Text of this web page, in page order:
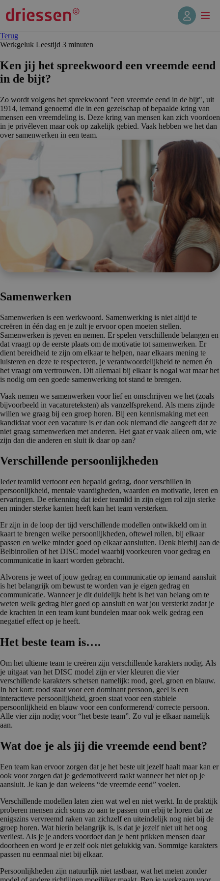
Terug
Werkgeluk Leestijd 3 minuten
Ken jij het spreekwoord een vreemde eend
in de bijt?
Zo wordt volgens het spreekwoord "een vreemde eend in de bijt", uit
1914, iemand genoemd die in een gezelschap of bepaalde kring van
mensen een vreemdeling is. Deze kring van mensen kan zich voordoen
in je privéleven maar ook op zakelijk gebied. Vaak hebben we het dan
over samenwerken in een team.
Samenwerken
Samenwerken is een werkwoord. Samenwerking is niet altijd te
creëren in één dag en je zult je ervoor open moeten stellen.
Samenwerken is geven en nemen. Er spelen verschillende belangen en
dat vraagt op de eerste plaats om de motivatie tot samenwerken. Er
dient bereidheid te zijn om elkaar te helpen, naar elkaars mening te
luisteren en deze te respecteren, je verantwoordelijkheid te nemen én
het vraagt om vertrouwen. Dit allemaal bij elkaar is nogal wat maar het
is nodig om een goede samenwerking tot stand te brengen.
Vaak nemen we samenwerken voor lief en omschrijven we het (zoals
bijvoorbeeld in vacatureteksten) als vanzelfsprekend. Als mens zijnde
willen we graag bij een groep horen. Bij een kennismaking met een
kandidaat voor een vacature is er dan ook niemand die aangeeft dat ze
niet graag samenwerken met anderen. Het gaat er vaak alleen om, wie
zijn dan die anderen en sluit ik daar op aan?
Verschil­lende persoonlijk­heden
Ieder teamlid vertoont een bepaald gedrag, door verschillen in
persoonlijkheid, mentale vaardigheden, waarden en motivatie, leren en
ervaringen. De erkenning dat ieder teamlid in zijn eigen rol zijn sterke
en minder sterke kanten heeft kan het team versterken.
Er zijn in de loop der tijd verschillende modellen ontwikkeld om in
kaart te brengen welke persoonlijkheden, oftewel rollen, bij elkaar
passen en welke minder goed op elkaar aansluiten. Denk hierbij aan de
Belbinrollen of het DISC model waarbij voorkeuren voor gedrag en
communicatie in kaart worden gebracht.
Alvorens je weet of jouw gedrag en communicatie op iemand aansluit
is het belangrijk om bewust te worden van je eigen gedrag en
communicatie. Wanneer je dit duidelijk hebt is het van belang om te
weten welk gedrag hier goed op aansluit en wat jou versterkt zodat je
de krachten in een team kunt bundelen maar ook welk gedrag een
negatief effect op je heeft.
Het beste team is….
Om het ultieme team te creëren zijn verschillende karakters nodig. Als
je uitgaat van het DISC model zijn er vier kleuren die vier
verschillende karakters schetsen namelijk: rood, geel, groen en blauw.
In het kort: rood staat voor een dominant persoon, geel is een
interactieve persoonlijkheid, groen staat voor een stabiele
persoonlijkheid en blauw voor een conformerend/ correcte persoon.
Alle vier zijn nodig voor “het beste team”. Zo vul je elkaar namelijk
aan.
Wat doe je als jij die vreemde eend bent?
Een team kan ervoor zorgen dat je het beste uit jezelf haalt maar kan er
ook voor zorgen dat je gedemotiveerd raakt wanneer het niet op je
aansluit. Je kan je dan weleens “de vreemde eend” voelen.
Verschillende modellen laten zien wat wel en niet werkt. In de praktijk
proberen mensen zich soms zo aan te passen om erbij te horen dat ze
enigszins vervreemd raken van zichzelf en uiteindelijk nog niet bij de
groep horen. Wat hierin belangrijk is, is dat je jezelf niet uit het oog
verliest. Als je je anders voordoet dan je bent prikken mensen daar
doorheen en word je er zelf ook niet gelukkig van. Sommige karakters
passen nu eenmaal niet bij elkaar.
Persoonlijkheden zijn natuurlijk niet tastbaar, wat het meten zonder